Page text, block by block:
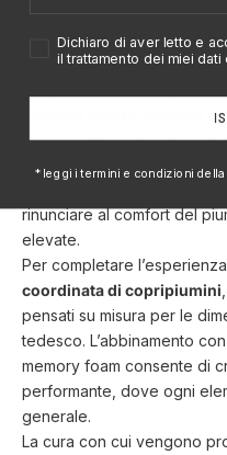
per deipiumoni invernali,
consistente e dalla
in modo omogeneo .
piumone mezza stagione
compromesso: leggero
rinunciare al comfort del
elevate.
Per completare
coordinata di copripiumini
pensati su misura per le
tedesco. L’abbinamento
memory foam consente di
performante, dove ogni
generale.
La cura con cui vengono
Accetto privacy policy
Dichiaro di aver letto e
il trattamento dei miei
*leggi i termini e condizioni della